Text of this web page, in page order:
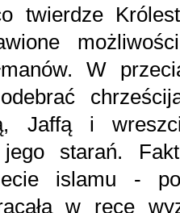
twierdze
W
odebrać
Jaffą i
jego starań.
islamu -
w ręce